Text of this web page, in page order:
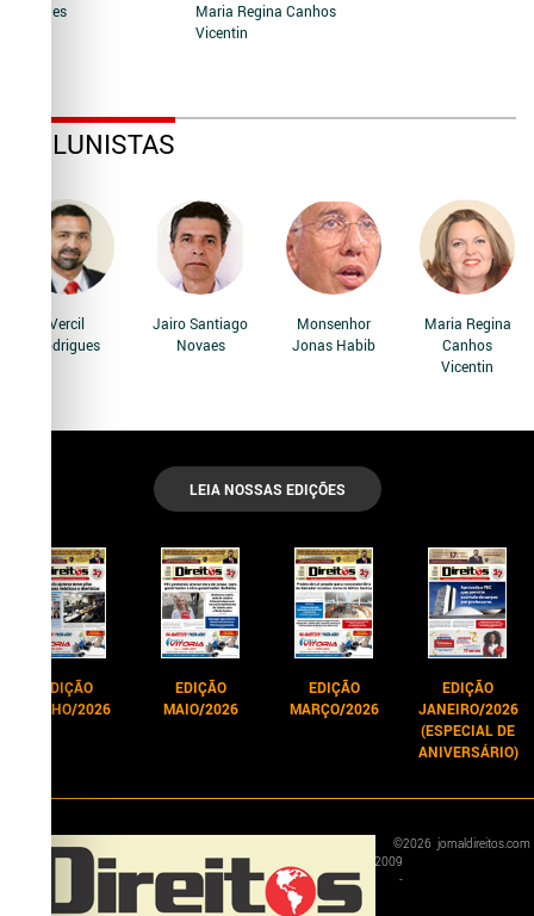
Novaes
Maria Regina Canhos
Vicentin
COLUNISTAS
Vercil
Rodrigues
Jairo Santiago
Novaes
Monsenhor
Jonas Habib
Maria Regina
Canhos
Vicentin
LEIA NOSSAS EDIÇÕES
EDIÇÃO
JUNHO/2026
EDIÇÃO
MAIO/2026
EDIÇÃO
MARÇO/2026
EDIÇÃO
JANEIRO/2026
(ESPECIAL DE
ANIVERSÁRIO)
©
2009
-
2026 jornaldireitos.com